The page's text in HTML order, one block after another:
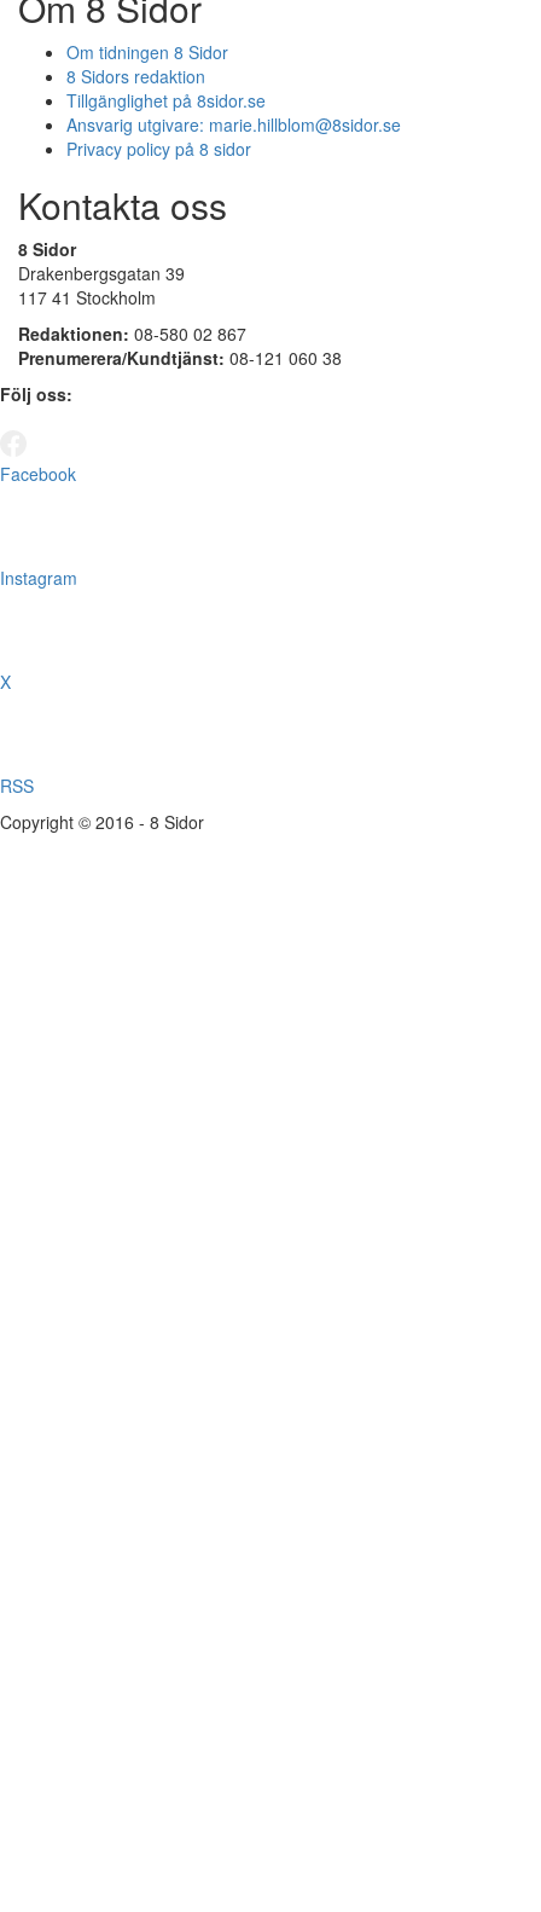
Om tidningen 8 Sidor
8 Sidors redaktion
Tillgänglighet på 8sidor.se
Ansvarig utgivare: marie.hillblom@8sidor.se
Privacy policy på 8 sidor
Kontakta oss
8 Sidor
Drakenbergsgatan 39
117 41 Stockholm
Redaktionen: 08-580 02 867
Prenumerera/Kundtjänst: 08-121 060 38
Följ oss:
Facebook
Instagram
X
RSS
Copyright © 2016 - 8 Sidor